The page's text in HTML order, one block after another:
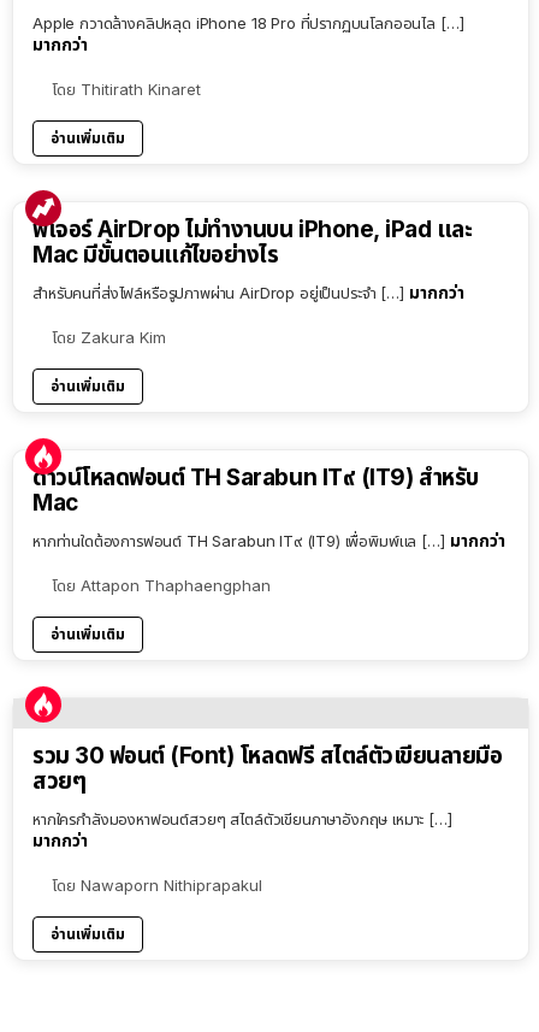
Apple กวาดล้างคลิปหลุด iPhone 18 Pro ที่ปรากฏบนโลกออนไล […]
มากกว่า
โดย Thitirath Kinaret
อ่านเพิ่มเติม
ฟีเจอร์ AirDrop ไม่ทำงานบน iPhone, iPad และ
Mac มีขั้นตอนแก้ไขอย่างไร
สำหรับคนที่ส่งไฟล์หรือรูปภาพผ่าน AirDrop อยู่เป็นประจำ […] มากกว่า
โดย Zakura Kim
อ่านเพิ่มเติม
ดาวน์โหลดฟอนต์ TH Sarabun IT๙ (IT9) สำหรับ
Mac
หากท่านใดต้องการฟอนต์ TH Sarabun IT๙ (IT9) เพื่อพิมพ์แล […] มากกว่า
โดย Attapon Thaphaengphan
อ่านเพิ่มเติม
รวม 30 ฟอนต์ (Font) โหลดฟรี สไตล์ตัวเขียนลายมือ
สวยๆ
หากใครกำลังมองหาฟอนต์สวยๆ สไตล์ตัวเขียนภาษาอังกฤษ เหมาะ […]
มากกว่า
โดย Nawaporn Nithiprapakul
อ่านเพิ่มเติม